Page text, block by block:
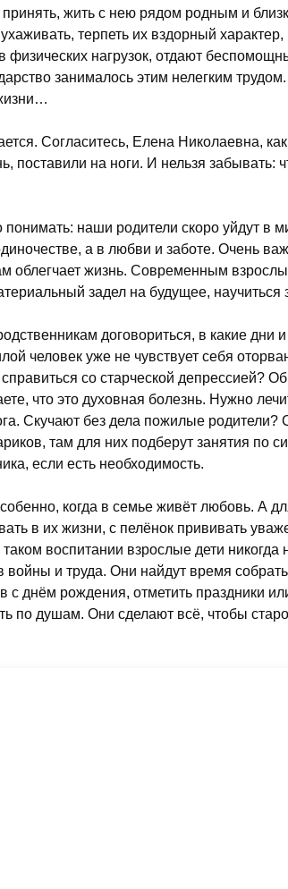
принять, жить с нею рядом родным и
терпеть их вздорный
нагрузок, отдают
занималось этим нелегким
Согласитесь, Елена Николаевна,
поставили на ноги. И нельзя забывать:
наши родители скоро уйдут в
а в любви и заботе. Очень
облегчает жизнь. Современным
задел на будущее, научиться
договориться, в какие дни
человек уже не чувствует себя
со старческой депрессией?
что это духовная болезнь. Нужно
Скучают без дела пожилые родители?
там для них подберут занятия по
если есть необходимость.
когда в семье живёт любовь. А
в их жизни, с пелёнок прививать
воспитании взрослые дети никогда
войны и труда. Они найдут время
с днём рождения, отметить праздники
по душам. Они сделают всё, чтобы